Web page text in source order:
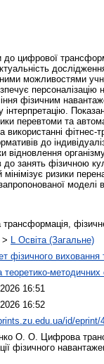
до цифрової
можливостями
фізичним
інтерпретацію.
перевтоми та
використанні
до
відновлення
до занять фізичною
мінімізує ризики
моделі
> L Освіта (Загальне)
фізичного виховання
методичних
16:51
16:52
id/eprint/
О. О. Цифрова
фізичного